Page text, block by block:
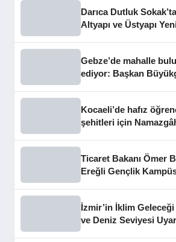
Darıca Dutluk
Altyapı ve Üstyapı
Gebze’de mahalle
ediyor: Başkan
Kocaeli’de hafız
şehitleri için
Ticaret Bakanı Ömer
Ereğli Gençlik
İzmir’in İklim Geleceği
ve Deniz Seviyesi